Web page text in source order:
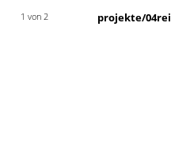
1 von 2 projekte/